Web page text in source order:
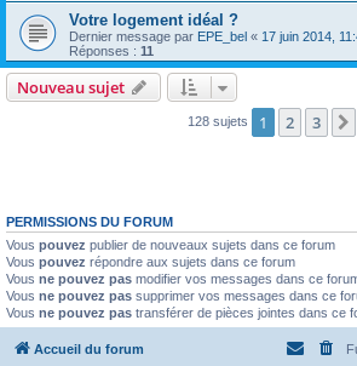
Votre logement idéal ?
Dernier message par EPE_bel « 17 juin 2014,
Réponses : 11
Nouveau sujet
128 sujets 1 2 3
PERMISSIONS DU FORUM
Vous pouvez publier de nouveaux sujets dans ce forum
Vous pouvez répondre aux sujets dans ce forum
Vous ne pouvez pas modifier vos messages dans ce
Vous ne pouvez pas supprimer vos messages dans ce
Vous ne pouvez pas transférer de pièces jointes dans ce
Accueil du forum